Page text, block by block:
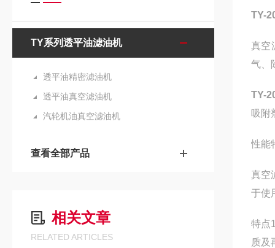
TY系列透平油滤油机
透平油精密滤油机
透平油真空滤油机
汽轮机油真空滤油机
查看全部产品
相关文章
RELATED ARTICLES
TY-
真空
气、
TY-
吸附
性能
真空
于使
特点
质及